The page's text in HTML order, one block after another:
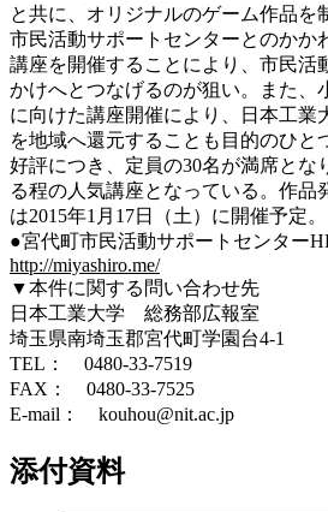
と共に、オリジナルのゲーム作品を
市民活動サポートセンターとのかか
講座を開催することにより、市民活
かけへとつなげるのが狙い。また、
に向けた講座開催により、日本工業
を地域へ還元することも目的のひと
好評につき、定員の30名が満席とな
る程の人気講座となっている。作品
は2015年1月17日（土）に開催予定。
●宮代町市民活動サポートセンター
http://miyashiro.me/
▼本件に関する問い合わせ先
日本工業大学 総務部広報室
埼玉県南埼玉郡宮代町学園台4-1
TEL： 0480-33-7519
FAX： 0480-33-7525
E-mail： kouhou@nit.ac.jp
添付資料